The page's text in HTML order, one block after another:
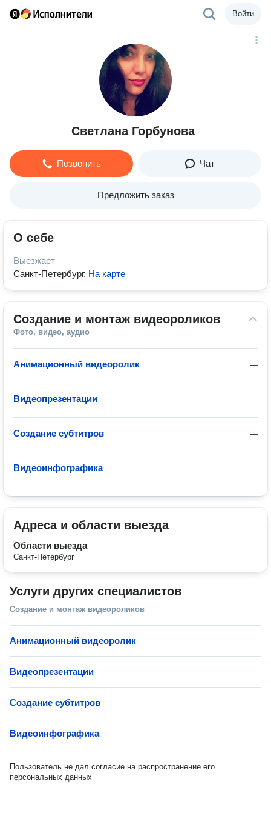
Войти
Светлана Горбунова
Позвонить Чат
Предложить заказ
О себе
Выезжает
Санкт-Петербург. На карте
Создание и монтаж видеороликов
Фото, видео, аудио
—
Анимационный видеоролик
—
Видеопрезентации
—
Создание субтитров
—
Видеоинфографика
Адреса и области выезда
Области выезда
Санкт-Петербург
Услуги других специалистов
Создание и монтаж видеороликов
Анимационный видеоролик
Видеопрезентации
Создание субтитров
Видеоинфографика
Пользователь не дал согласие на распространение его
персональных данных